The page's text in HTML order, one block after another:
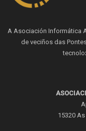
A Asociación Informática
de veciños das
15320